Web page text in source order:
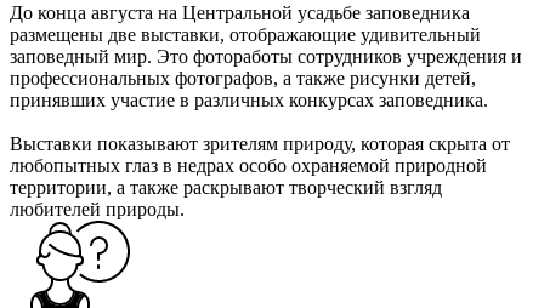
До конца августа на Центральной усадьбе заповедника
размещены две выставки, отображающие удивительный
заповедный мир. Это фотоработы сотрудников учреждения и
профессиональных фотографов, а также рисунки детей,
принявших участие в различных конкурсах заповедника.
Выставки показывают зрителям природу, которая скрыта от
любопытных глаз в недрах особо охраняемой природной
территории, а также раскрывают творческий взгляд
любителей природы.